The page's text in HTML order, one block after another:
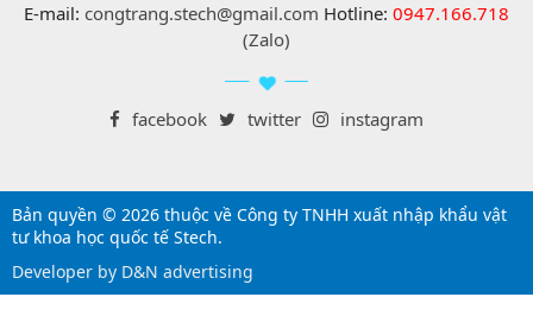
E-mail: congtrang.stech@gmail.com Hotline: 0947.166.718
(Zalo)
facebook twitter instagram
Bản quyền © 2026 thuộc về Công ty TNHH xuất nhập khẩu vật
tư khoa học quốc tế Stech.
Developer by D&N advertising